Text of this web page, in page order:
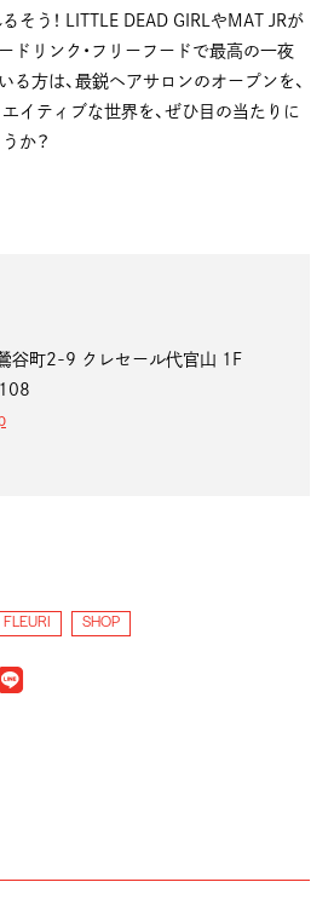
そう！ LITTLE DEAD GIRL やMAT JRが
ドリンク・フリーフードで最高の一夜
る方は、最鋭ヘアサロンのオープンを、
イティブな世界を、ぜひ目の当たりに
か？
谷町2-9 クレセール代官山 1F
FLEURI SHOP